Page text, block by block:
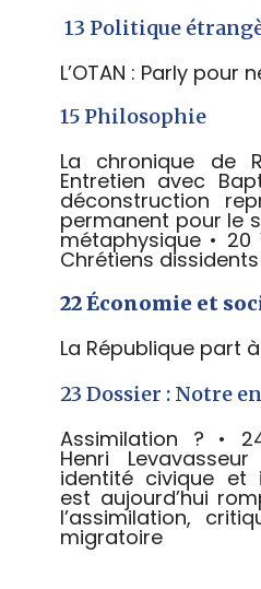
13 Politique
L’OTAN : Parly pour
15 Philosophie
La chronique de
Entretien avec
déconstruction
permanent pour le
métaphysique •
Chrétiens dissidents
22 Économie et
La République part
23 Dossier : Notre
Assimilation ? •
Henri
identité civique et
est aujourd’hui
l’assimilation,
migratoire